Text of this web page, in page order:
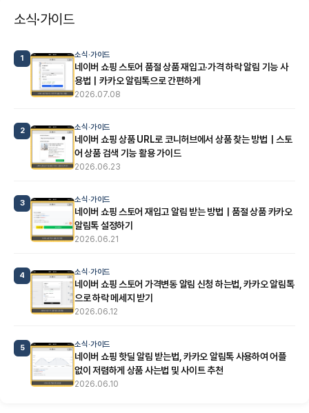
소식·가이드
1 소식·가이드
네이버 쇼핑 스토어 품절 상품 재입고·가격 하락 알림 기능 사
용법｜카카오 알림톡으로 간편하게
2026.07.08
2 소식·가이드
네이버 쇼핑 상품 URL로 코니허브에서 상품 찾는 방법｜스토
어 상품 검색 기능 활용 가이드
2026.06.23
3 소식·가이드
네이버 쇼핑 스토어 재입고 알림 받는 방법｜품절 상품 카카오
알림톡 설정하기
2026.06.21
4 소식·가이드
네이버 쇼핑 스토어 가격변동 알림 신청 하는법, 카카오 알림톡
으로 하락 메세지 받기
2026.06.12
5 소식·가이드
네이버 쇼핑 핫딜 알림 받는법, 카카오 알림톡 사용하여 어플
없이 저렴하게 상품 사는법 및 사이트 추천
2026.06.10